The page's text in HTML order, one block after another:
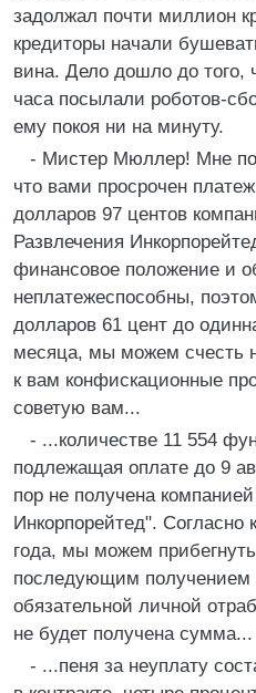
задолжал почти миллион
кредиторы начали
вина. Дело дошло до того,
часа посылали роботов-
ему покоя ни на минуту.
- Мистер Мюллер! Мне
что вами просрочен
долларов 97 центов
Развлечения
финансовое положение и
неплатежеспособны,
долларов 61 цент до
месяца, мы можем счесть
к вам конфискационные
советую вам...
- ...количестве 11 554
подлежащая оплате до 9
пор не получена
Инкорпорейтед". Согласно
года, мы можем
последующим получением
обязательной личной
не будет получена сумма...
- ...пеня за неуплату